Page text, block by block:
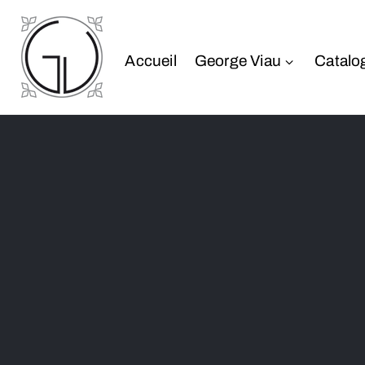
Accueil George Viau